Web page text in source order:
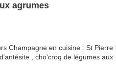
agrumes